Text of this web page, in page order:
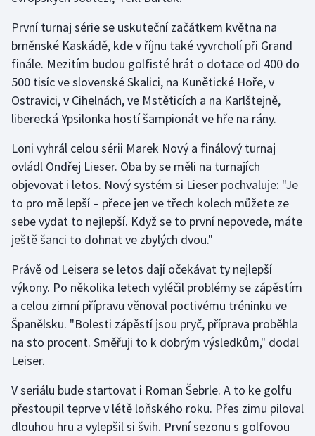
Olympijské hry
Parasport
Plavání
Plážový volejbal
Ragby
Rychlobruslení
Rychlostní kanoistika
Sportovní střelba
Stolní tenis
Triatlon
Veslování
Vodní slalom
První turnaj série se uskuteční začátkem května na
brněnské Kaskádě, kde v říjnu také vyvrcholí při Grand
finále. Mezitím budou golfisté hrát o dotace od 400 do
500 tisíc ve slovenské Skalici, na Kunětické Hoře, v
Ostravici, v Cihelnách, ve Mstěticích a na Karlštejně,
liberecká Ypsilonka hostí šampionát ve hře na rány.
Loni vyhrál celou sérii Marek Nový a finálový turnaj
ovládl Ondřej Lieser. Oba by se měli na turnajích
objevovat i letos. Nový systém si Lieser pochvaluje: "Je
to pro mě lepší – přece jen ve třech kolech můžete ze
sebe vydat to nejlepší. Když se to první nepovede, máte
ještě šanci to dohnat ve zbylých dvou."
Právě od Leisera se letos dají očekávat ty nejlepší
výkony. Po několika letech vyléčil problémy se zápěstím
a celou zimní přípravu věnoval poctivému tréninku ve
Španělsku. "Bolesti zápěstí jsou pryč, příprava proběhla
na sto procent. Směřuji to k dobrým výsledkům," dodal
Leiser.
V seriálu bude startovat i Roman Šebrle. A to ke golfu
přestoupil teprve v létě loňského roku. Přes zimu piloval
dlouhou hru a vylepšil si švih. První sezonu s golfovou